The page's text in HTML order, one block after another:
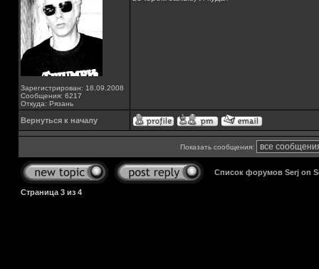
Зарегистрирован: 18.09.2008
Сообщения: 6217
Откуда: Рязань
Вернуться к началу
Показать сообщения:
Список форумов Serj on
Страница 3 из 4